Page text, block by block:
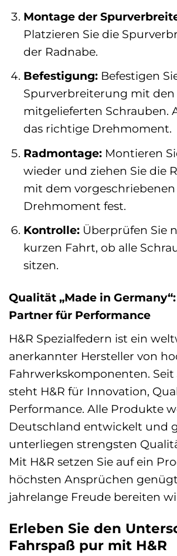
Montage der
Platzieren Sie die
der Radnabe.
Befestigung:Befestigen
Spurverbreiterung mit den
mitgelieferten Schrauben.
das richtige Drehmoment.
Radmontage:Montieren
wieder und ziehen Sie die
mit dem vorgeschriebenen
Drehmoment fest.
Kontrolle:Überprüfen Sie
kurzen Fahrt, ob alle
sitzen.
Qualität „Made in Germany“:
Partner für Performance
H&R Spezialfedern ist ein
anerkannter Hersteller von
Fahrwerkskomponenten.
steht H&R für Innovation,
Performance. Alle Produkte
Deutschland entwickelt und
unterliegen strengsten
Mit H&R setzen Sie auf ein
höchsten Ansprüchen
jahrelange Freude bereiten
Erleben Sie den
Fahrspaß pur mit H&R